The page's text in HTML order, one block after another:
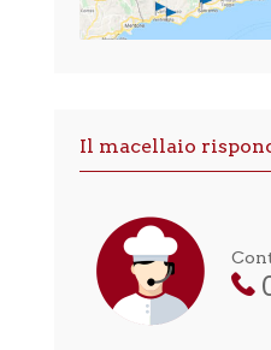
Il macellaio